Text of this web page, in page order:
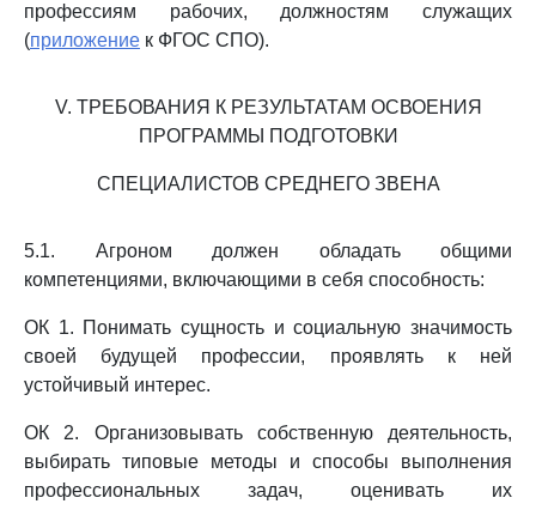
профессиям рабочих, должностям служащих
(приложение к ФГОС СПО).
V. ТРЕБОВАНИЯ К РЕЗУЛЬТАТАМ ОСВОЕНИЯ
ПРОГРАММЫ ПОДГОТОВКИ
СПЕЦИАЛИСТОВ СРЕДНЕГО ЗВЕНА
5.1. Агроном должен обладать общими
компетенциями, включающими в себя способность:
ОК 1. Понимать сущность и социальную значимость
своей будущей профессии, проявлять к ней
устойчивый интерес.
ОК 2. Организовывать собственную деятельность,
выбирать типовые методы и способы выполнения
профессиональных задач, оценивать их